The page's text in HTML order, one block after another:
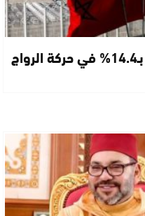
الموانئ المغربية تحقق نمواً بـ14.4% في حركة الرواج